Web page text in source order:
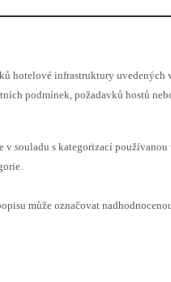
hotelové infrastruktury uvedených
podmínek, požadavků hostů
souladu s kategorizací používanou
může označovat